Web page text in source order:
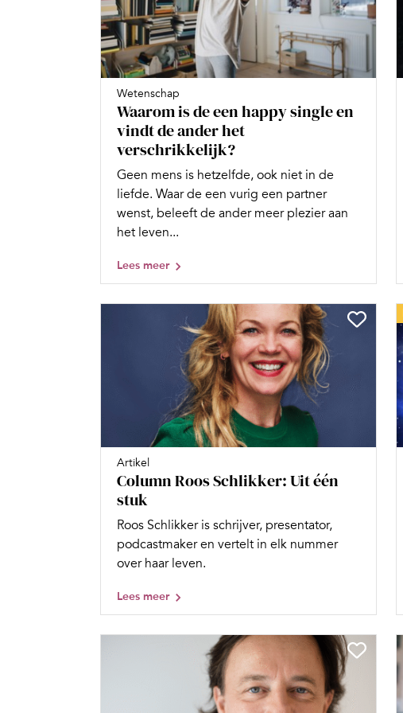
Wetenschap
Waarom is de een happy single en
vindt de ander het
verschrikkelijk?
Geen mens is hetzelfde, ook niet in de
liefde. Waar de een vurig een partner
wenst, beleeft de ander meer plezier aan
het leven...
Lees meer
Artikel
Column Roos Schlikker: Uit één
stuk
Roos Schlikker is schrijver, presentator,
podcastmaker en vertelt in elk nummer
over haar leven.
Lees meer